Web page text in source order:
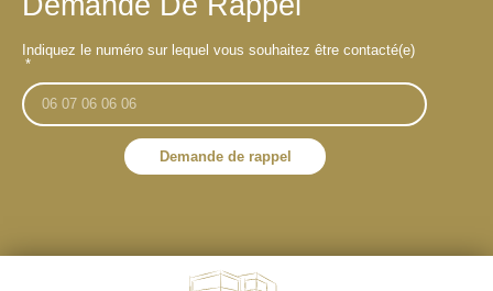
Indiquez le numéro sur lequel vous souhaitez être contacté(e)
Demande de rappel